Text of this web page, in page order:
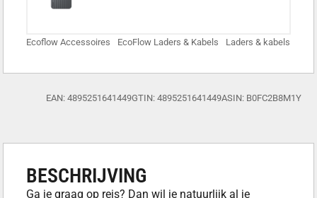
Ecoflow Accessoires EcoFlow Laders & Kabels Laders & kabels
EAN: 4895251641449GTIN: 4895251641449ASIN: B0FC2B8M1Y
BESCHRIJVING
Ga je graag op reis? Dan wil je natuurlijk al je